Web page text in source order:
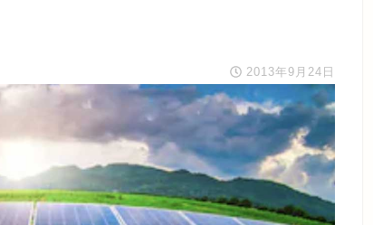
2013年9月24日